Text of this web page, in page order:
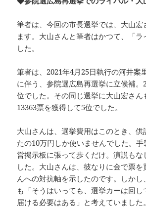
筆者は、今回の市長選挙では、大山宏
ます。大山さんと筆者はかつて、「
した。
筆者は、2021年4月25日執行の河井案
に伴う、参院選広島再選挙に立候補。
位でした。その同じ選挙に大山宏さん
13363票を獲得して5位でした。
大山さんは、選挙費用はこのとき、供
たの10万円しか使いませんでした。
営掲示板に張って歩くだけ。演説も
した。大山さんは、彼なりに金で票を
んへの対抗軸を示したのです。しか
も「そうはいっても、選挙カーは回
届ける必要はある」と考えていました。